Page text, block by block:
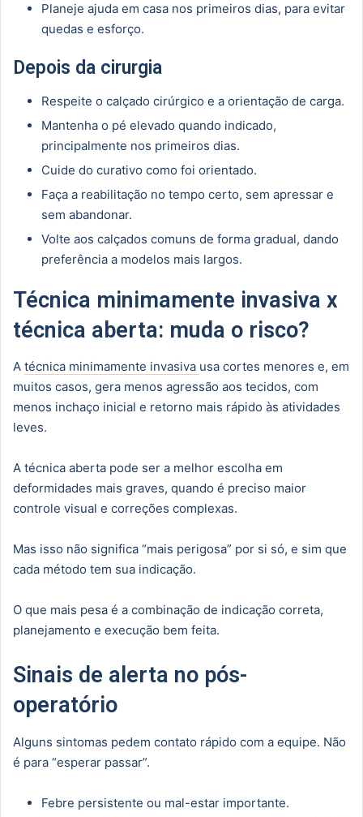
Planeje ajuda em casa nos primeiros dias, para evitar
quedas e esforço.
Depois da cirurgia
Respeite o calçado cirúrgico e a orientação de carga.
Mantenha o pé elevado quando indicado,
principalmente nos primeiros dias.
Cuide do curativo como foi orientado.
Faça a reabilitação no tempo certo, sem apressar e
sem abandonar.
Volte aos calçados comuns de forma gradual, dando
preferência a modelos mais largos.
Técnica minimamente invasiva x
técnica aberta: muda o risco?
A técnica minimamente invasiva usa cortes menores e, em
muitos casos, gera menos agressão aos tecidos, com
menos inchaço inicial e retorno mais rápido às atividades
leves.
A técnica aberta pode ser a melhor escolha em
deformidades mais graves, quando é preciso maior
controle visual e correções complexas.
Mas isso não significa “mais perigosa” por si só, e sim que
cada método tem sua indicação.
O que mais pesa é a combinação de indicação correta,
planejamento e execução bem feita.
Sinais de alerta no pós-
operatório
Alguns sintomas pedem contato rápido com a equipe. Não
é para “esperar passar”.
Febre persistente ou mal-estar importante.